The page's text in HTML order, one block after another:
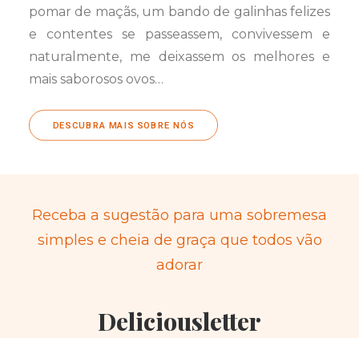
pomar de maçãs, um bando de galinhas felizes
e contentes se passeassem, convivessem e
naturalmente, me deixassem os melhores e
mais saborosos ovos…
DESCUBRA MAIS SOBRE NÓS
Receba a sugestão para uma sobremesa
simples e cheia de graça que todos vão
adorar
Deliciousletter